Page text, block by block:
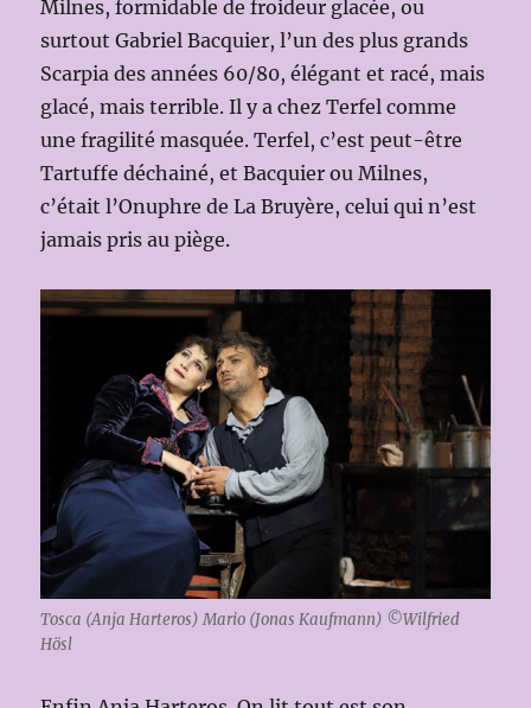
Milnes, formidable de froideur glacée, ou
surtout Gabriel Bacquier, l’un des plus grands
Scarpia des années 60/80, élégant et racé, mais
glacé, mais terrible. Il y a chez Terfel comme
une fragilité masquée. Terfel, c’est peut-être
Tartuffe déchainé, et Bacquier ou Milnes,
c’était l’Onuphre de La Bruyère, celui qui n’est
jamais pris au piège.
Tosca (Anja Harteros) Mario (Jonas Kaufmann) ©Wilfried
Hösl